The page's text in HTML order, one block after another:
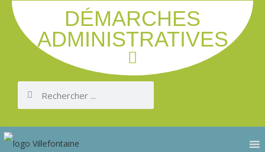
DÉMARCHES
ADMINISTRATIVES